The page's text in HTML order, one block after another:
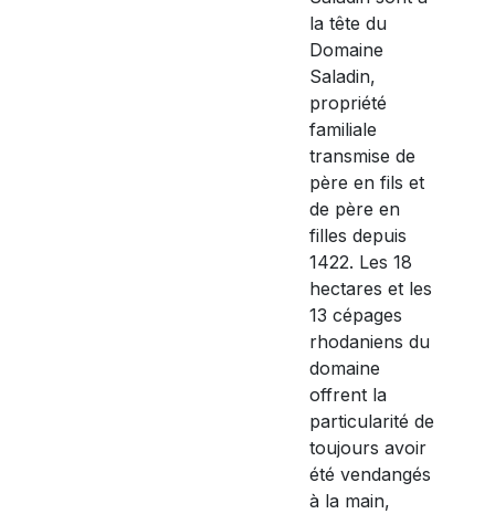
la tête du
Domaine
Saladin,
propriété
familiale
transmise de
père en fils et
de père en
filles depuis
1422. Les 18
hectares et les
13 cépages
rhodaniens du
domaine
offrent la
particularité de
toujours avoir
été vendangés
à la main,